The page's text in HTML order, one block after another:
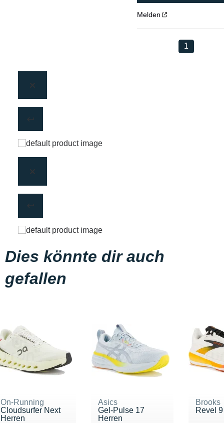
Melden
1
Dies könnte dir auch
gefallen
On-Running
Cloudsurfer Next
Herren
Asics
Gel-Pulse 17
Herren
Brooks
Revel